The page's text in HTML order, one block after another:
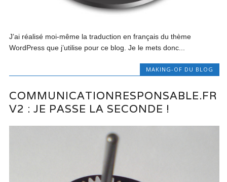
J’ai réalisé moi-même la traduction en français du thème
WordPress que j’utilise pour ce blog. Je le mets donc...
MAKING-OF DU BLOG
COMMUNICATIONRESPONSABLE.FR
V2 : JE PASSE LA SECONDE !